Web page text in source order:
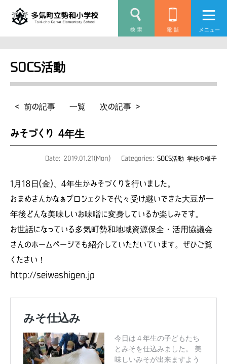
SOCS活動
< 前の記事 一覧 次の記事 >
みそづくり 4年生
Date: 2019.01.21(Mon) Categories: SOCS活動 学校の様子
1月18日(金)、4年生がみそづくりを行いました。
おまめさんかなぁプロジェクトで代々受け継いできた大豆が一
年後どんな美味しいお味噌に変身しているか楽しみです。
お世話になっている多気町勢和地域資源保全・活用協議会
さんのホームページでも紹介していただいています。ぜひご覧
ください！
http://seiwashigen.jp